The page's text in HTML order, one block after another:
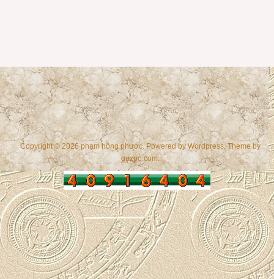
Copyright © 2026 phạm hồng phước. Powered byWordpress , Theme by
gazpo.com.